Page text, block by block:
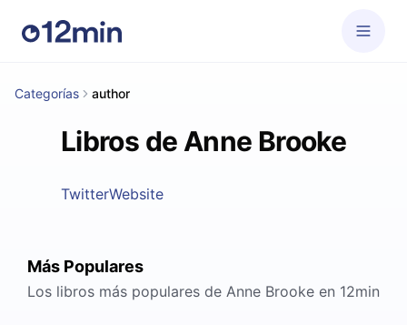
Categorías author
Libros de Anne Brooke
TwitterWebsite
Más Populares
Los libros más populares de Anne Brooke en 12min